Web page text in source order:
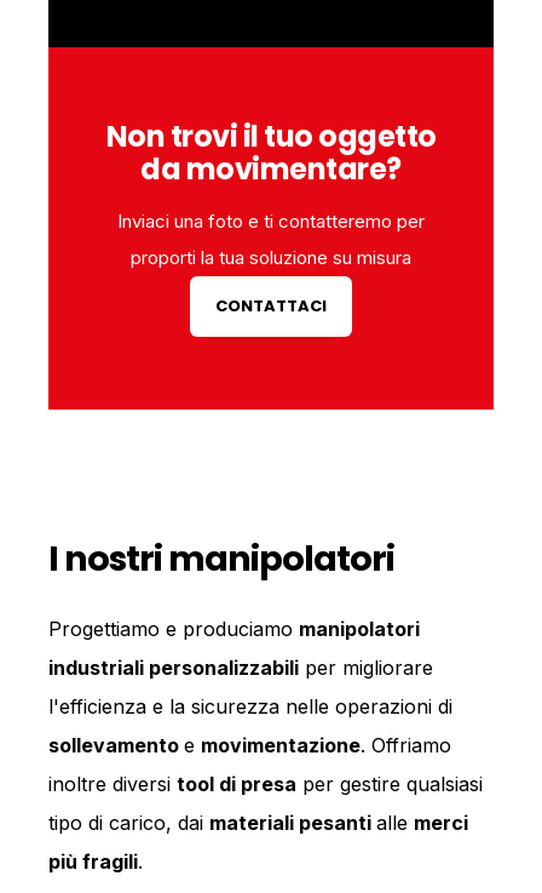
Non trovi il tuo oggetto
da movimentare?
Inviaci una foto e ti contatteremo per
proporti la tua soluzione su misura
CONTATTACI
I nostri manipolatori
Progettiamo e produciamo manipolatori
industriali personalizzabili per migliorare
l'efficienza e la sicurezza nelle operazioni di
sollevamento e movimentazione. Offriamo
inoltre diversi tool di presa per gestire qualsiasi
tipo di carico, dai materiali pesanti alle merci
più fragili.